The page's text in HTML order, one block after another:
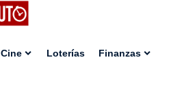
Cine Loterías Finanzas